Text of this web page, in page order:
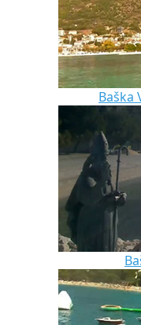
Baška